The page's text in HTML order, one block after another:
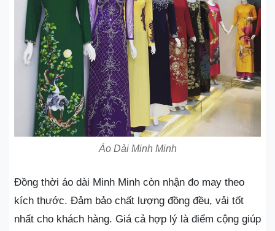
Áo Dài Minh Minh
Đồng thời áo dài Minh Minh còn nhận đo may theo
kích thước. Đảm bảo chất lượng đồng đều, vải tốt
nhất cho khách hàng. Giá cả hợp lý là điểm cộng giúp